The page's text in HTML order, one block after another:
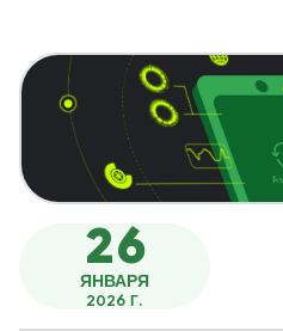
26
ЯНВАРЯ
2026 Г.